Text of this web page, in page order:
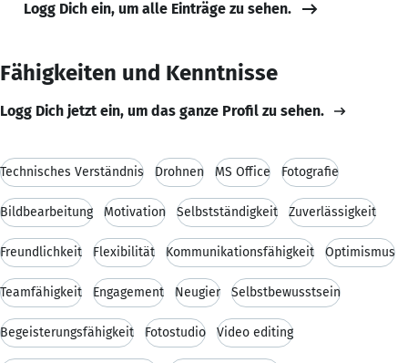
Logg Dich ein, um alle Einträge zu sehen.
Fähigkeiten und Kenntnisse
Logg Dich jetzt ein, um das ganze Profil zu sehen.
Technisches Verständnis Drohnen MS Office Fotografie
Bildbearbeitung Motivation Selbstständigkeit Zuverlässigkeit
Freundlichkeit Flexibilität Kommunikationsfähigkeit Optimismus
Teamfähigkeit Engagement Neugier Selbstbewusstsein
Begeisterungsfähigkeit Fotostudio Video editing